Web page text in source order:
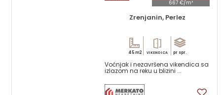
667 €/m²
Zrenjanin, Perlez
45 m2 VIKENDICA pr spr.
Voćnjak i nezavršena vikendica sa
izlazom na reku u blizini ...